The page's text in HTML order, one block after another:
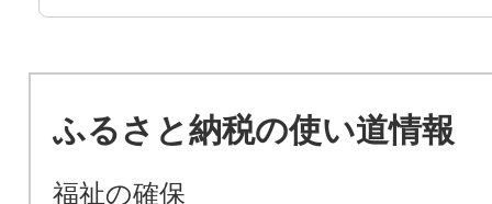
ふるさと納税の使い道情報
福祉の確保